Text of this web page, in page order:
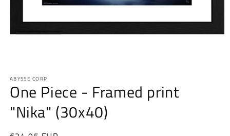
in
Modal
öffnen
ABYSSE CORP
One Piece - Framed print
"Nika" (30x40)